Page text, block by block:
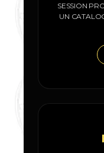
SESSION
UN